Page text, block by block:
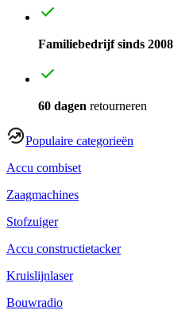
Familiebedrijf sinds 2008
60 dagen retourneren
Populaire categorieën
Accu combiset
Zaagmachines
Stofzuiger
Accu constructietacker
Kruislijnlaser
Bouwradio